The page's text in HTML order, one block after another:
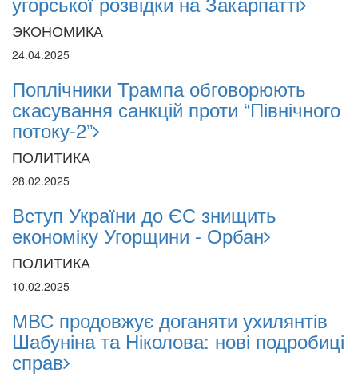
ЭКОНОМИКА
24.04.2025
Поплічники Трампа обговорюють
скасування санкцій проти “Північного
потоку-2”
ПОЛИТИКА
28.02.2025
Вступ України до ЄС знищить
економіку Угорщини - Орбан
ПОЛИТИКА
10.02.2025
МВС продовжує доганяти ухилянтів
Шабуніна та Ніколова: нові подробиці
справ